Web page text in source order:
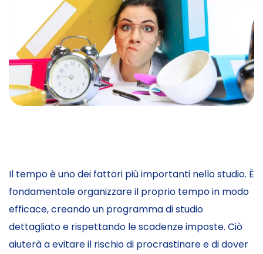
Il tempo è uno dei fattori più importanti nello studio. È
fondamentale organizzare il proprio tempo in modo
efficace, creando un programma di studio
dettagliato e rispettando le scadenze imposte. Ciò
aiuterà a evitare il rischio di procrastinare e di dover